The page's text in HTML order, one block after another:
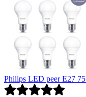
Philips LED peer E27